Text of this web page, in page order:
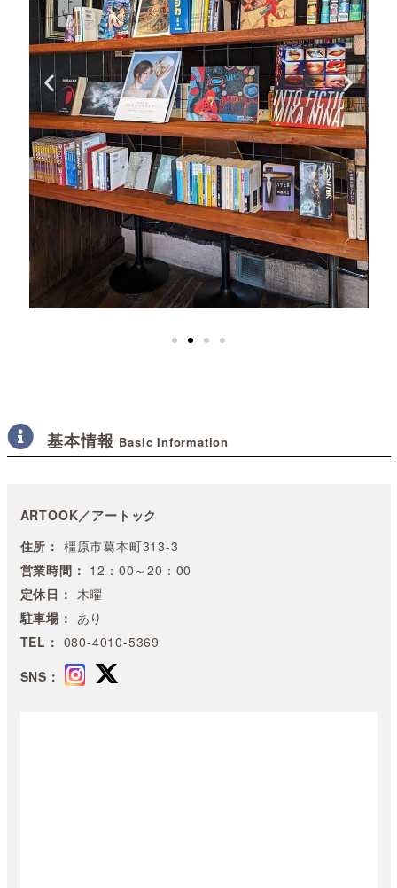
基本情報 Basic Information
ARTOOK／アートック
住所： 橿原市葛本町313-3
営業時間： 12：00～20：00
定休日： 木曜
駐車場： あり
TEL： 080-4010-5369
SNS：